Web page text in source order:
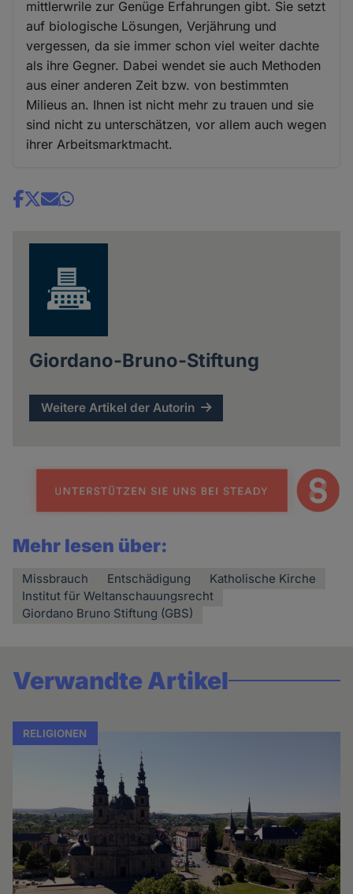
mittlerwrile zur Genüge Erfahrungen gibt. Sie setzt
auf biologische Lösungen, Verjährung und
vergessen, da sie immer schon viel weiter dachte
als ihre Gegner. Dabei wendet sie auch Methoden
aus einer anderen Zeit bzw. von bestimmten
Milieus an. Ihnen ist nicht mehr zu trauen und sie
sind nicht zu unterschätzen, vor allem auch wegen
ihrer Arbeitsmarktmacht.
Share
Giordano-Bruno-Stiftung
Weitere Artikel der Autorin
Mehr lesen über:
Missbrauch Entschädigung
Katholische Kirche
Institut für Weltanschauungsrecht
Giordano Bruno Stiftung (GBS)
Verwandte Artikel
RELIGIONEN